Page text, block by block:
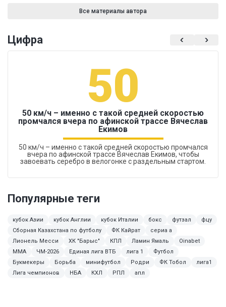
Все материалы автора
Цифра
50
50 км/ч – именно с такой средней скоростью
промчался вчера по афинской трассе Вячеслав
Екимов
50 км/ч – именно с такой средней скоростью промчался
вчера по афинской трассе Вячеслав Екимов, чтобы
завоевать серебро в велогонке с раздельным стартом.
Популярные теги
кубок Азии кубок Англии кубок Италии бокс футзал
фцу
Сборная Казахстана по футболу
ФК Кайрат
сериа а
Лионель Месси
ХК "Барыс" КПЛ Ламин Ямаль
Oinabet
ММА
ЧМ-2026 Единая лига ВТБ лига 1
Футбол
Букмекеры
Борьба минифутбол Родри ФК Тобол
лига1
Лига чемпионов
НБА КХЛ РПЛ апл